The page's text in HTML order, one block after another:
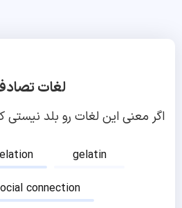
لغات
اگر معنی این لغات رو بلد
gelatin
connection